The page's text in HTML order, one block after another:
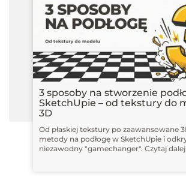
3 sposoby na stworzenie
SketchUpie – od tekstury do
3D
Od płaskiej tekstury po zaawansowane
metody na podłogę w SketchUpie i
niezawodny "gamechanger". Czytaj